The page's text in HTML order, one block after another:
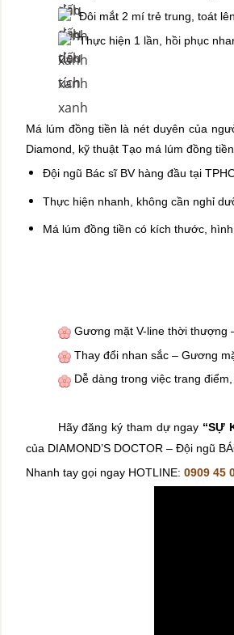
Đôi mắt 2 mí trẻ trung, toát
Thực hiện 1 lần, hồi phục
Má lúm đồng tiền là nét duyên của
Diamond, kỹ thuật Tạo má lúm đồng
Đội ngũ Bác sĩ BV hàng đầu tại
Thực hiện nhanh, không cần nghỉ
Má lúm đồng tiền có kích thước,
Gương mặt V-line thời thượng
Thay đổi nhan sắc – Gương
Dễ dàng trong việc trang
Hãy đăng ký tham dự ngay “SỰ
của DIAMOND’S DOCTOR – Đội ngũ
Nhanh tay gọi ngay HOTLINE: 0909 45